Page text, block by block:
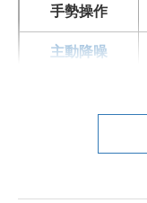
手機哪裡買價
手勢操作
主動降噪